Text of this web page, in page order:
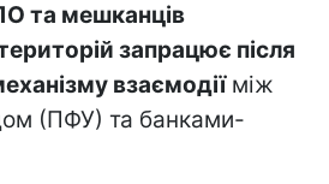
та мешканців
запрацює після
взаємодіїміж
(ПФУ) та банками-